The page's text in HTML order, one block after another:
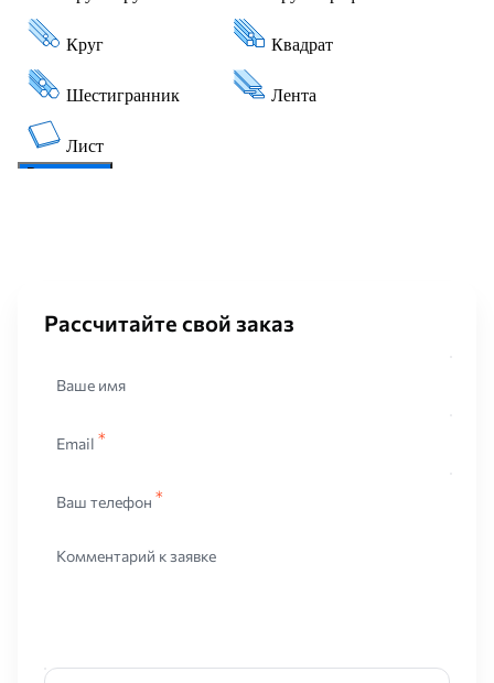
Рассчитайте свой заказ
Ваше имя
Email
Ваш телефон
Комментарий к заявке